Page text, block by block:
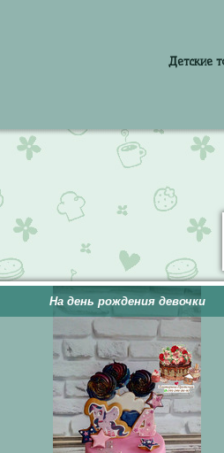
Детские
На день рождения девочки